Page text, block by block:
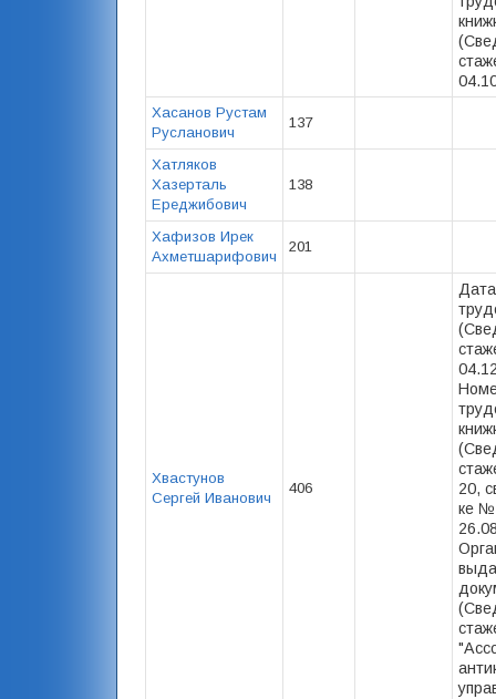
Хасанов Рустам
Русланович
137
Хатляков
Хазерталь
Ереджибович
138
Хафизов Ирек
Ахметшарифович
201
Хвастунов
Сергей Иванович
406
20,
ке